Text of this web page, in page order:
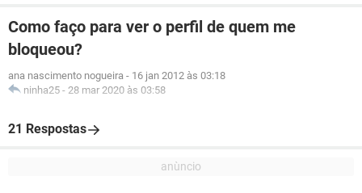
Como faço para ver o perfil de quem me
bloqueou?
ana nascimento nogueira - 16 jan 2012 às 03:18
ninha25 - 28 mar 2020 às 03:58
21 Respostas